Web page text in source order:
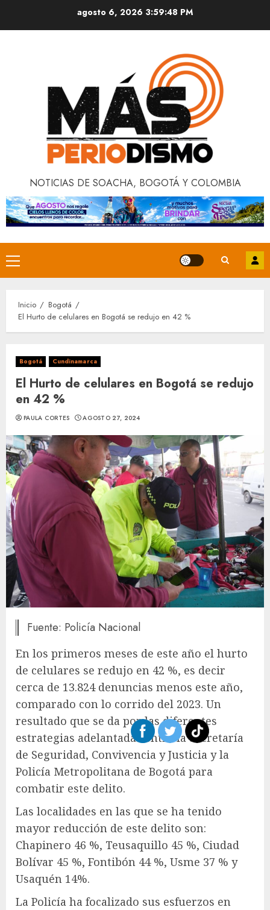
agosto 6, 2026 3:59:48 PM
NOTICIAS DE SOACHA, BOGOTÁ Y COLOMBIA
Menú
principal
Inicio
Bogotá
El Hurto de celulares en Bogotá se redujo en 42 %
Bogotá Cundinamarca
El Hurto de celulares en Bogotá se redujo
en 42 %
PAULA CORTES AGOSTO 27, 2024
Fuente: Policía Nacional
En los primeros meses de este año el hurto
de celulares se redujo en 42 %, es decir
cerca de 13.824 denuncias menos este año,
comparado con lo corrido del 2023. Un
resultado que se da por las diferentes
estrategias adelantadas entre la Secretaría
de Seguridad, Convivencia y Justicia y la
Policía Metropolitana de Bogotá para
combatir este delito.
Las localidades en las que se ha tenido
mayor reducción de este delito son:
Chapinero 46 %, Teusaquillo 45 %, Ciudad
Bolívar 45 %, Fontibón 44 %, Usme 37 % y
Usaquén 14%.
La Policía ha focalizado sus esfuerzos en